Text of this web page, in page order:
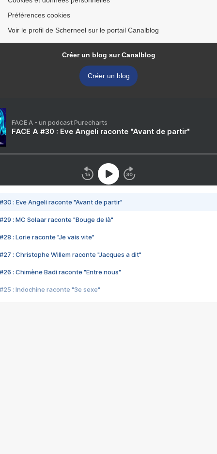
Préférences cookies
Voir le profil de Scherneel sur le portail Canalblog
Créer un blog sur Canalblog
Créer un blog
FACE A - un podcast Purecharts
FACE A #30 : Eve Angeli raconte "Avant de partir"
#30 : Eve Angeli raconte "Avant de partir"
#29 : MC Solaar raconte "Bouge de là"
#28 : Lorie raconte "Je vais vite"
#27 : Christophe Willem raconte "Jacques a dit"
#26 : Chimène Badi raconte "Entre nous"
#25 : Indochine raconte "3e sexe"